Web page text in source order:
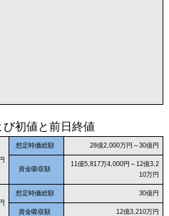
初値と前日終値
想定時価総額 28億2,000万円～30億円
資金吸収額
11億5,817万4,000円～12億3,2
10万円
想定時価総額 30億円
資金吸収額 12億3,210万円